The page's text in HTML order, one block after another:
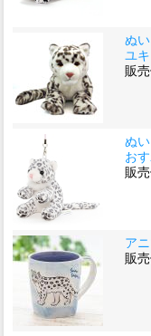
ぬ
ユ
販
ぬ
お
販
ア
販